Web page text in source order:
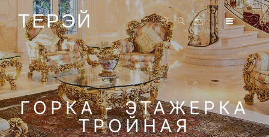
ТЕРЭЙ
ГОРКА - ЭТАЖЕРКА
ТРОЙНАЯ